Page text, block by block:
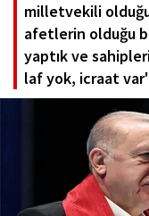
milletvekili
afetlerin olduğu
yaptık ve
laf yok, icraat